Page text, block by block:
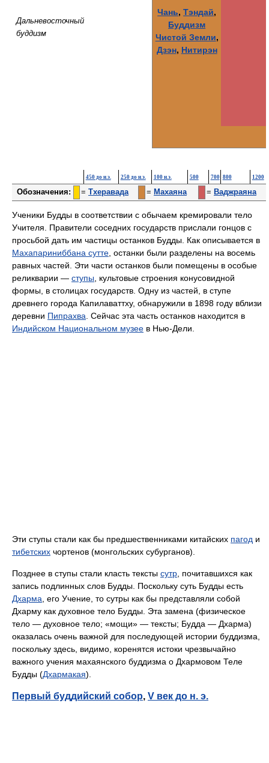
Дальневосточный
буддизм
Чань,Тэндай,
Буддизм
Чистой Земли,
Дзэн, Нитирэн
450 до н.э. 250 до н.э. 100 н.э. 500 700 800 1200
Обозначения: = Тхеравада = Махаяна = Ваджраяна
Ученики Будды в соответствии с обычаем кремировали тело
Учителя. Правители соседних государств прислали гонцов с
просьбой дать им частицы останков Будды. Как описывается в
Махапариниббана сутте, останки были разделены на восемь
равных частей. Эти части останков были помещены в особые
реликварии — ступы, культовые строения конусовидной
формы, в столицах государств. Одну из частей, в ступе
древнего города Капилаваттху, обнаружили в 1898 году вблизи
деревни Пипрахва. Сейчас эта часть останков находится в
Индийском Национальном музее в Нью-Дели.
Эти ступы стали как бы предшественниками китайских пагод и
тибетских чортенов (монгольских субурганов).
Позднее в ступы стали класть тексты сутр, почитавшихся как
запись подлинных слов Будды. Поскольку суть Будды есть
Дхарма, его Учение, то сутры как бы представляли собой
Дхарму как духовное тело Будды. Эта замена (физическое
тело — духовное тело; «мощи» — тексты; Будда — Дхарма)
оказалась очень важной для последующей истории буддизма,
поскольку здесь, видимо, коренятся истоки чрезвычайно
важного учения махаянского буддизма о Дхармовом Теле
Будды (Дхармакая).
Первый буддийский собор, V век до н. э.